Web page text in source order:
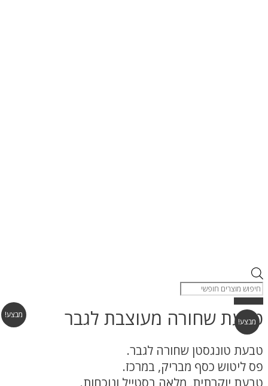
Products
search
טבעת שחורה מעוצבת לגבר
טבעת טונגסטן שחורה לגבר.
פס ליטוש כסף מבריק, במרכז.
טבעת יוקרתית, מלאה בסטייל ונוכחות.
מבצע!
מבצע!